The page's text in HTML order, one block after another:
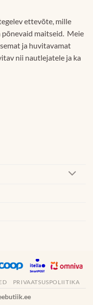
ettevõte, mille
põnevaid maitseid. Meie
ja huvitavamat
nii nautlejatele ja ka
PRIVAATSUSPOLIITIKA